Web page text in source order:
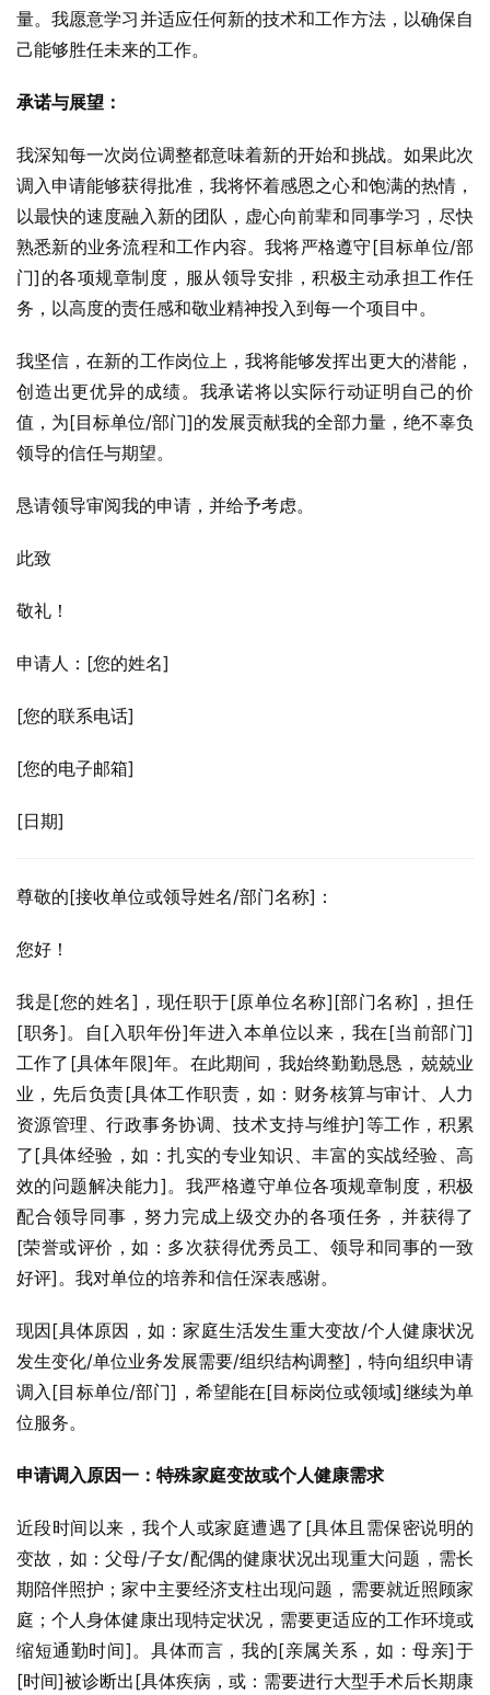
量。我愿意学习并适应任何新的技术和工作方法，以确保自
己能够胜任未来的工作。
承诺与展望：
我深知每一次岗位调整都意味着新的开始和挑战。如果此次
调入申请能够获得批准，我将怀着感恩之心和饱满的热情，
以最快的速度融入新的团队，虚心向前辈和同事学习，尽快
熟悉新的业务流程和工作内容。我将严格遵守[目标单位/部
门]的各项规章制度，服从领导安排，积极主动承担工作任
务，以高度的责任感和敬业精神投入到每一个项目中。
我坚信，在新的工作岗位上，我将能够发挥出更大的潜能，
创造出更优异的成绩。我承诺将以实际行动证明自己的价
值，为[目标单位/部门]的发展贡献我的全部力量，绝不辜负
领导的信任与期望。
恳请领导审阅我的申请，并给予考虑。
此致
敬礼！
申请人：[您的姓名]
[您的联系电话]
[您的电子邮箱]
[日期]
尊敬的[接收单位或领导姓名/部门名称]：
您好！
我是[您的姓名]，现任职于[原单位名称][部门名称]，担任
[职务]。自[入职年份]年进入本单位以来，我在[当前部门]
工作了[具体年限]年。在此期间，我始终勤勤恳恳，兢兢业
业，先后负责[具体工作职责，如：财务核算与审计、人力
资源管理、行政事务协调、技术支持与维护]等工作，积累
了[具体经验，如：扎实的专业知识、丰富的实战经验、高
效的问题解决能力]。我严格遵守单位各项规章制度，积极
配合领导同事，努力完成上级交办的各项任务，并获得了
[荣誉或评价，如：多次获得优秀员工、领导和同事的一致
好评]。我对单位的培养和信任深表感谢。
现因[具体原因，如：家庭生活发生重大变故/个人健康状况
发生变化/单位业务发展需要/组织结构调整]，特向组织申请
调入[目标单位/部门]，希望能在[目标岗位或领域]继续为单
位服务。
申请调入原因一：特殊家庭变故或个人健康需求
近段时间以来，我个人或家庭遭遇了[具体且需保密说明的
变故，如：父母/子女/配偶的健康状况出现重大问题，需长
期陪伴照护；家中主要经济支柱出现问题，需要就近照顾家
庭；个人身体健康出现特定状况，需要更适应的工作环境或
缩短通勤时间]。具体而言，我的[亲属关系，如：母亲]于
[时间]被诊断出[具体疾病，或：需要进行大型手术后长期康